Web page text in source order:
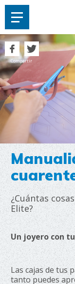
¿Cuántas
Elite?
Compartir
Un joyero con
Las cajas de tus
tanto puedes